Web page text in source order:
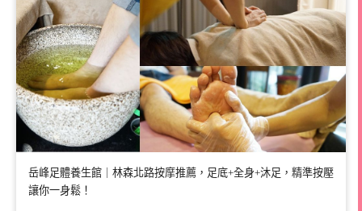
岳峰足體養生館｜林森北路按摩推薦，足底+全身+沐足，精準按壓
讓你一身鬆！